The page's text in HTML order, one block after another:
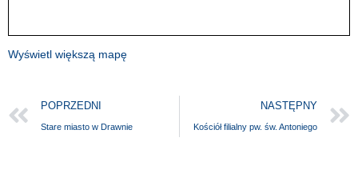
Wyświetl większą mapę
POPRZEDNI
Stare miasto w Drawnie
NASTĘPNY
Kościół filialny pw. św. Antoniego